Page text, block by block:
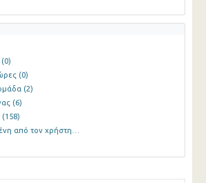
(0)
(0)
(2)
(6)
(158)
από τον χρήστη…